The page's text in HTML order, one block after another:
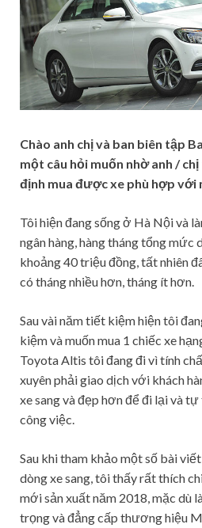
Chào anh chị và ban biên tập
một câu hỏi muốn nhờ anh /
định mua được xe phù hợp với
Tôi hiện đang sống ở Hà Nội và
ngân hàng, hàng tháng tổng mức
khoảng 40 triệu đồng, tất nhiên
có tháng nhiều hơn, tháng ít hơn.
Sau vài năm tiết kiệm hiện tôi
kiệm và muốn mua 1 chiếc xe
Toyota Altis tôi đang đi vì tính
xuyên phải giao dịch với khách
xe sang và đẹp hơn để đi lại và
công việc.
Sau khi tham khảo một số bài
dòng xe sang, tôi thấy rất thích
mới sản xuất năm 2018, mặc dù
trọng và đẳng cấp thương hiệu